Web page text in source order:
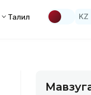
Таҳлил KZ